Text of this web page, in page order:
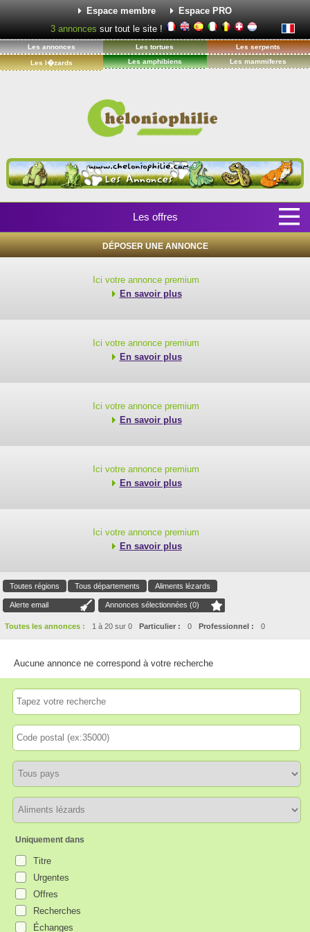
Espace membre
Espace PRO
3 annonces sur tout le site !
Les annonces Les tortues Les serpents
Les l�zards Les amphibiens Les mammiferes
Les offres
DÉPOSER UNE ANNONCE
Ici votre annonce premium
En savoir plus
Ici votre annonce premium
En savoir plus
Ici votre annonce premium
En savoir plus
Ici votre annonce premium
En savoir plus
Ici votre annonce premium
En savoir plus
Toutes régions Tous départements Aliments lézards
Alerte email Annonces sélectionnées (0)
Toutes les annonces : 1 à 20 sur 0 Particulier : 0 Professionnel : 0
Aucune annonce ne correspond à votre recherche
Uniquement dans
Titre
Urgentes
Offres
Recherches
Échanges